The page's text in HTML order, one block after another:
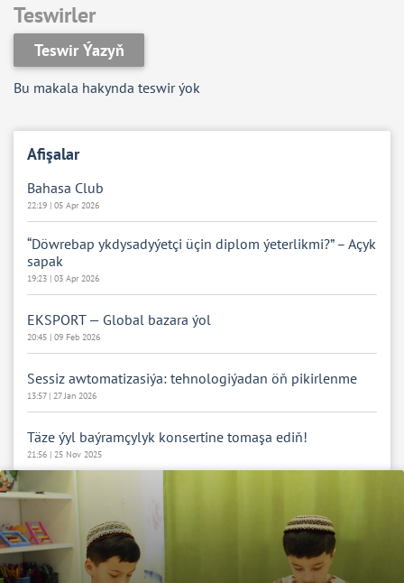
Afişalar
Bahasa Club
22:19 | 05 Apr 2026
“Döwrebap ykdysadyýetçi üçin diplom ýeterlikmi?” – Açyk
sapak
19:23 | 03 Apr 2026
EKSPORT — Global bazara ýol
20:45 | 09 Feb 2026
Sessiz awtomatizasiýa: tehnologiýadan öň pikirlenme
13:57 | 27 Jan 2026
Täze ýyl baýramçylyk konsertine tomaşa ediň!
21:56 | 25 Nov 2025
Teswirler
Teswir Ýazyň
Bu makala hakynda teswir ýok